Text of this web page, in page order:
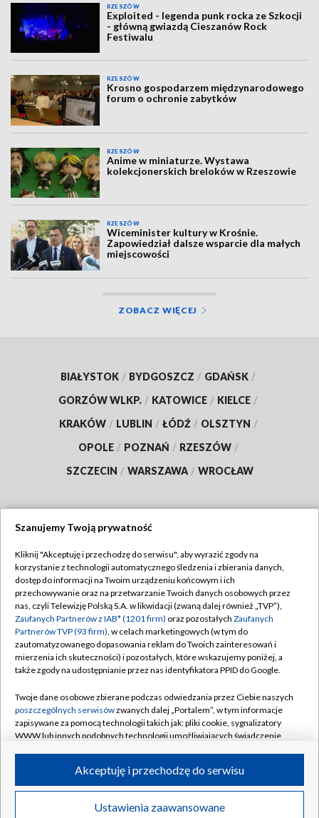
RZESZÓW
Exploited - legenda punk rocka ze Szkocji
- główną gwiazdą Cieszanów Rock
Festiwalu
RZESZÓW
Krosno gospodarzem międzynarodowego
forum o ochronie zabytków
RZESZÓW
Anime w miniaturze. Wystawa
kolekcjonerskich breloków w Rzeszowie
RZESZÓW
Wiceminister kultury w Krośnie.
Zapowiedział dalsze wsparcie dla małych
miejscowości
ZOBACZ WIĘCEJ
BIAŁYSTOK / BYDGOSZCZ / GDAŃSK /
GORZÓW WLKP. / KATOWICE / KIELCE /
KRAKÓW / LUBLIN / ŁÓDŹ / OLSZTYN /
OPOLE / POZNAŃ / RZESZÓW /
SZCZECIN / WARSZAWA / WROCŁAW
TVP
Abonament TVP
Emisja w TVP
Centrum informacji TVP
Naziemna Telewizja Cyfrowa
Rada Programowa
System NOS
Informacje o nadawcy
Program dla prasy
Regulamin TVP
Polityka prywatności
Moje zgody
Pomoc
Kontakt
Kanały
©2026 Telewizja Polska S.A. w likwidacji
Szanujemy Twoją prywatność
Kliknij "Akceptuję i przechodzę do serwisu", aby wyrazić zgody na
korzystanie z technologii automatycznego śledzenia i zbierania danych,
dostęp do informacji na Twoim urządzeniu końcowym i ich
przechowywanie oraz na przetwarzanie Twoich danych osobowych przez
nas, czyli Telewizję Polską S.A. w likwidacji (zwaną dalej również „TVP”),
Zaufanych Partnerów z IAB* (1201 firm) oraz pozostałych Zaufanych
Partnerów TVP (93 firm), w celach marketingowych (w tym do
zautomatyzowanego dopasowania reklam do Twoich zainteresowań i
mierzenia ich skuteczności) i pozostałych, które wskazujemy poniżej, a
także zgody na udostępnianie przez nas identyfikatora PPID do Google.
Twoje dane osobowe zbierane podczas odwiedzania przez Ciebie naszych
poszczególnych serwisówzwanych dalej „Portalem”, w tym informacje
zapisywane za pomocą technologii takich jak: pliki cookie, sygnalizatory
WWW lub innych podobnych technologii umożliwiających świadczenie
ruchu w Internecie.
Twoje dane osobowe zbierane podczas odwiedzania przez Ciebie
poszczególnych serwisówna Portalu, takie jak adresy IP, identyfikatory
Ustawienia zaawansowane
Akceptuję i przechodzę do serwisu